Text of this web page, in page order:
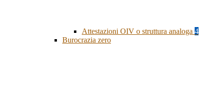
Attestazioni OIV o struttura analoga 4
Burocrazia zero